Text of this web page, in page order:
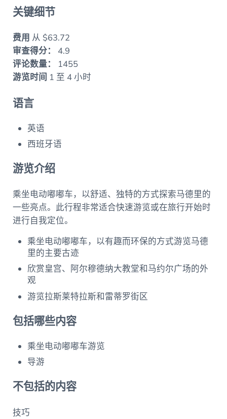
关键细节
费用 从 $63.72
审查得分：
4.9
评论数量：
1455
游览时间 1 至 4 小时
语言
英语
西班牙语
游览介绍
乘坐电动嘟嘟车，以舒适、独特的方式探索马德里的
一些亮点。此行程非常适合快速游览或在旅行开始时
进行自我定位。
乘坐电动嘟嘟车，以有趣而环保的方式游览马德
里的主要古迹
欣赏皇宫、阿尔穆德纳大教堂和马约尔广场的外
观
游览拉斯莱特拉斯和雷蒂罗街区
包括哪些内容
乘坐电动嘟嘟车游览
导游
不包括的内容
技巧